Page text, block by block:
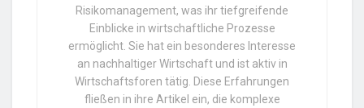
Risikomanagement, was ihr tiefgreifende
Einblicke in wirtschaftliche Prozesse
ermöglicht. Sie hat ein besonderes Interesse
an nachhaltiger Wirtschaft und ist aktiv in
Wirtschaftsforen tätig. Diese Erfahrungen
fließen in ihre Artikel ein, die komplexe